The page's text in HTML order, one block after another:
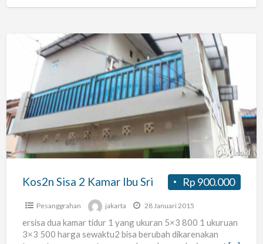
Kamar
Ibu
Sri
Rp 900.000
Kos2n Sisa 2 Kamar Ibu Sri
Pesanggrahan jakarta 28 Januari 2015
ersisa dua kamar tidur 1 yang ukuran 5×3 800 1 ukuruan
3×3 500 harga sewaktu2 bisa berubah dikarenakan